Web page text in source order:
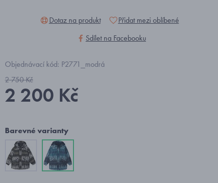
Dotaz na produkt
Přidat mezi oblíbené
Sdílet na Facebooku
Objednávací kód: P2771_modrá
2 750 Kč
2 200 Kč
Barevné varianty